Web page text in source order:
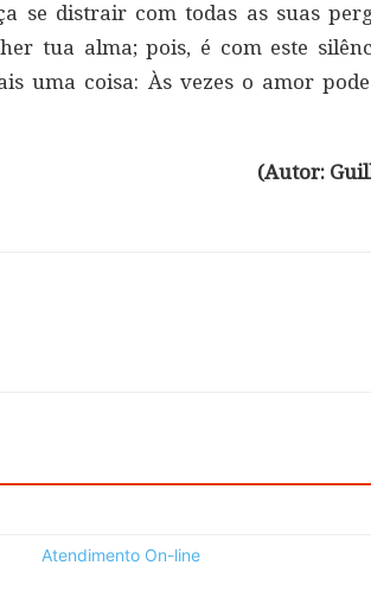
se distrair com todas as suas
tua alma; pois, é com este
uma coisa: Às vezes o amor
(Autor: